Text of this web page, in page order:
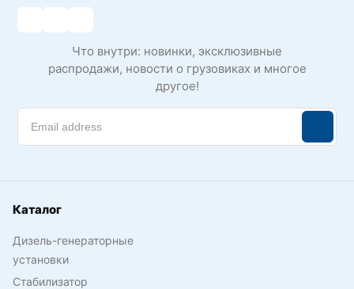
Что внутри: новинки, эксклюзивные
распродажи, новости о грузовиках и многое
другое!
Каталог
Дизель-генераторные
установки
Стабилизатор